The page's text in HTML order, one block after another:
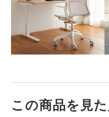
この商品を見